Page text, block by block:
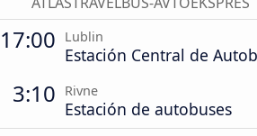
17:00 Lublin
Estación Central de
3:10 Rivne
Estación de autobuses